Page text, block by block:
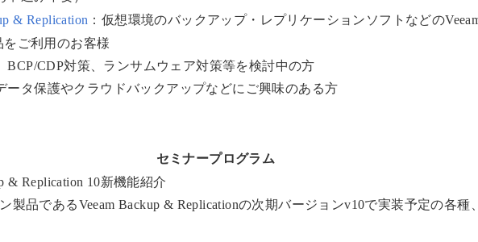
& Replication ：仮想環境のバックアップ・レプリケーションソフトなどの
をご利用のお客様
BCP/CDP対策、ランサムウェア対策等を検討中の方
ータ保護やクラウドバックアップなどにご興味のある方
セミナープログラム
& Replication 10新機能紹介
製品であるVeeam Backup & Replicationの次期バージョンv10で実装予定の各種